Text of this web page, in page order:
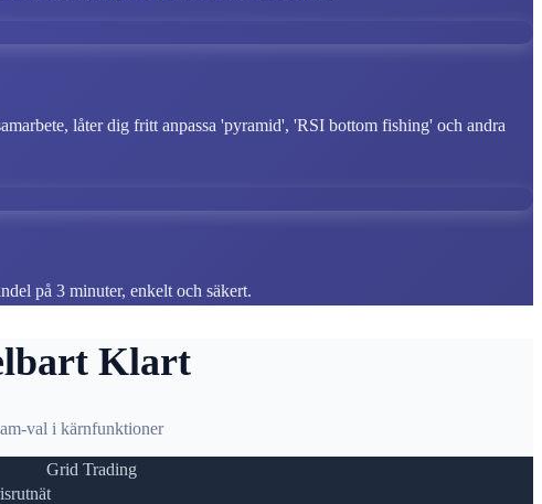
låter dig fritt anpassa 'pyramid', 'RSI bottom fishing' och andra
på 3 minuter, enkelt och säkert.
Klart
val i kärnfunktioner
Grid Trading